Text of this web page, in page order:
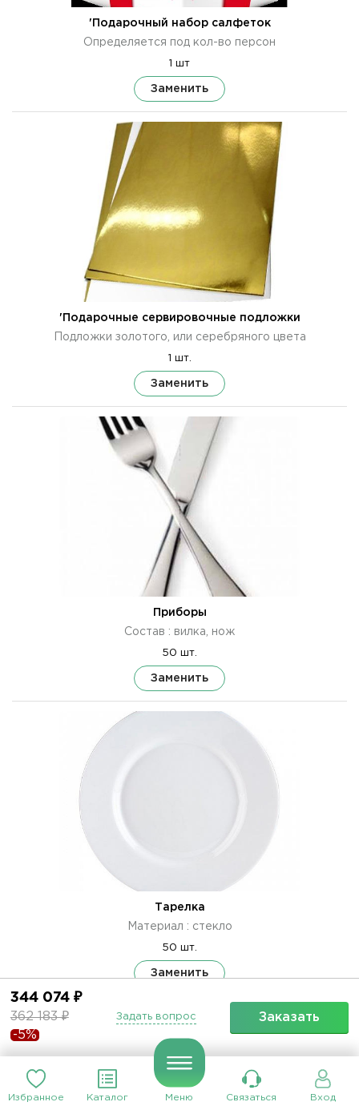
Избранное Каталог Меню Связаться Вход
'Подарочный набор салфеток
Определяется под кол-во персон
1 шт
Заменить
'Подарочные сервировочные подложки
Подложки золотого, или серебряного цвета
1 шт.
Заменить
Приборы
Состав : вилка, нож
50 шт.
Заменить
Тарелка
Материал : стекло
50 шт.
Заменить
344 074 ₽
362 183 ₽
-5%
Заказать
Задать вопрос